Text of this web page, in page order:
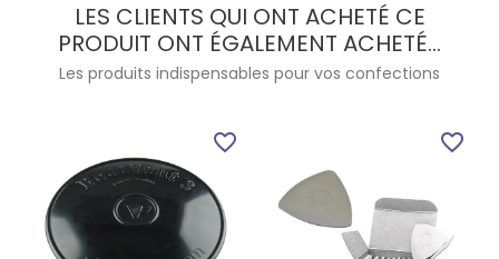
LES CLIENTS QUI ONT ACHETÉ CE
PRODUIT ONT ÉGALEMENT ACHETÉ...
Les produits indispensables pour vos confections
favorite_border favorite_border